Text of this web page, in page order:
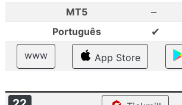
MT5 –
Português ✔
www App Store